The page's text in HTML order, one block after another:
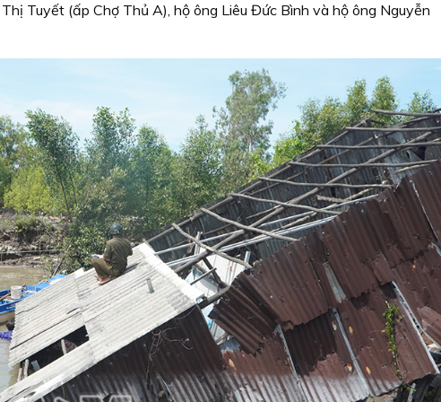
Tuyết (ấp Chợ Thủ A), hộ ông Liêu Đức Bình và hộ ông Nguyễn